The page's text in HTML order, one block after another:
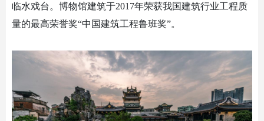
临水戏台。博物馆建筑于2017年荣获我国建筑行业工程质
量的最高荣誉奖“中国建筑工程鲁班奖”。